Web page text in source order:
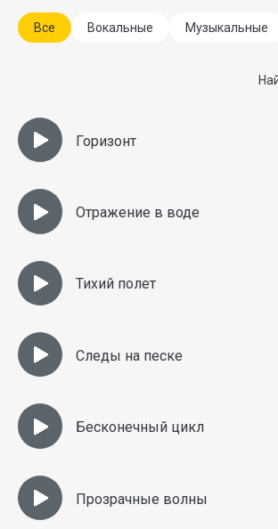
Все Вокальные Музыкальные
Горизонт
Отражение в воде
Тихий полет
Следы на песке
Бесконечный цикл
Прозрачные волны